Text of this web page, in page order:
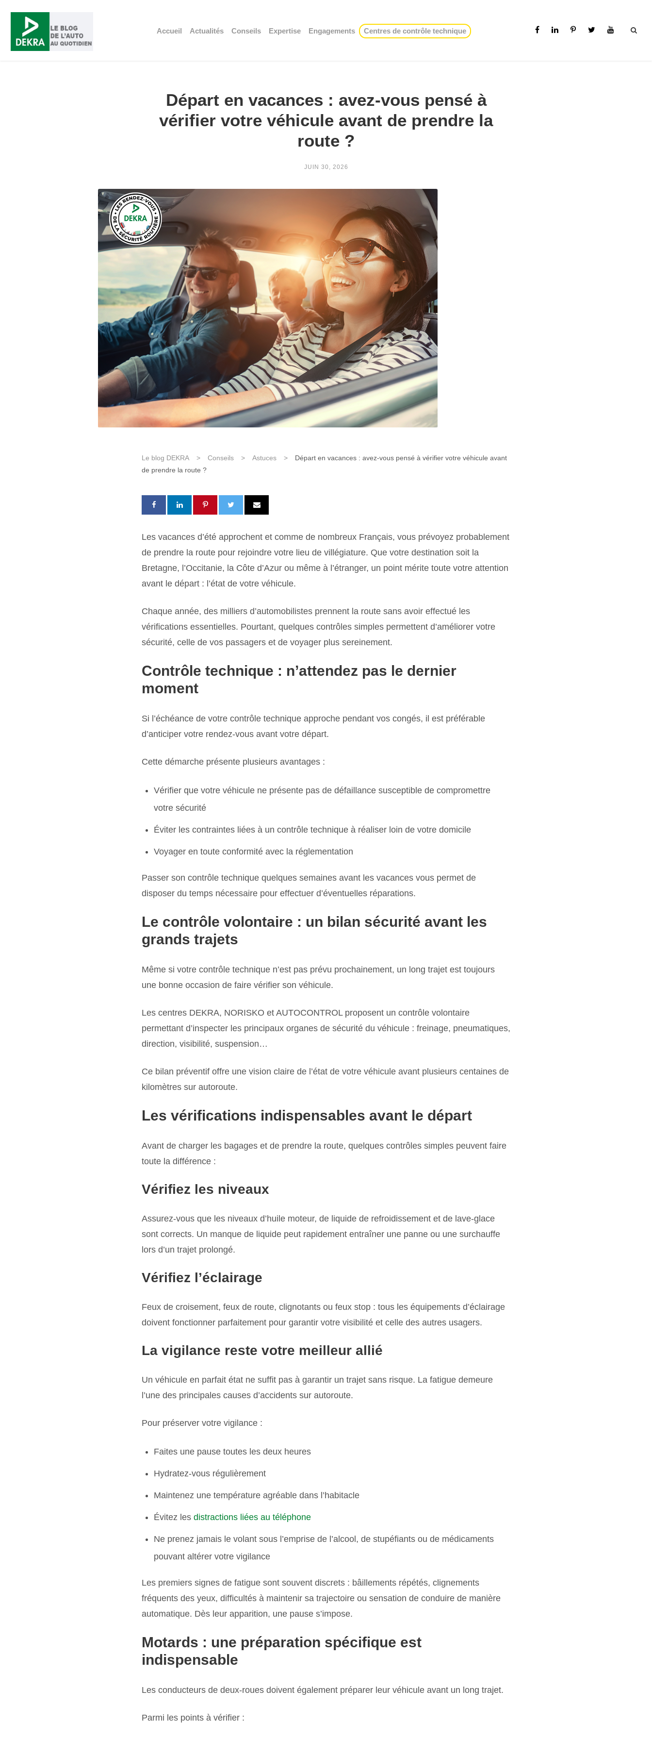
Accueil Actualités Conseils Expertise Engagements Centres de contrôle technique
Départ en vacances : avez-vous pensé à
vérifier votre véhicule avant de prendre la
route ?
JUIN 30, 2026
Le blog DEKRA > Conseils > Astuces >
Départ en vacances : avez-vous pensé à vérifier votre véhicule avant
de prendre la route ?
Les vacances d’été approchent et comme de nombreux Français, vous prévoyez probablement
de prendre la route pour rejoindre votre lieu de villégiature. Que votre destination soit la
Bretagne, l’Occitanie, la Côte d’Azur ou même à l’étranger, un point mérite toute votre attention
avant le départ : l’état de votre véhicule.
Chaque année, des milliers d’automobilistes prennent la route sans avoir effectué les
vérifications essentielles. Pourtant, quelques contrôles simples permettent d’améliorer votre
sécurité, celle de vos passagers et de voyager plus sereinement.
Contrôle technique : n’attendez pas le dernier
moment
Si l’échéance de votre contrôle technique approche pendant vos congés, il est préférable
d’anticiper votre rendez-vous avant votre départ.
Cette démarche présente plusieurs avantages :
Vérifier que votre véhicule ne présente pas de défaillance susceptible de compromettre
votre sécurité
Éviter les contraintes liées à un contrôle technique à réaliser loin de votre domicile
Voyager en toute conformité avec la réglementation
Passer son contrôle technique quelques semaines avant les vacances vous permet de
disposer du temps nécessaire pour effectuer d’éventuelles réparations.
Le contrôle volontaire : un bilan sécurité avant les
grands trajets
Même si votre contrôle technique n’est pas prévu prochainement, un long trajet est toujours
une bonne occasion de faire vérifier son véhicule.
Les centres DEKRA, NORISKO et AUTOCONTROL proposent un contrôle volontaire
permettant d’inspecter les principaux organes de sécurité du véhicule : freinage, pneumatiques,
direction, visibilité, suspension…
Ce bilan préventif offre une vision claire de l’état de votre véhicule avant plusieurs centaines de
kilomètres sur autoroute.
Les vérifications indispensables avant le départ
Avant de charger les bagages et de prendre la route, quelques contrôles simples peuvent faire
toute la différence :
Vérifiez les niveaux
Assurez-vous que les niveaux d’huile moteur, de liquide de refroidissement et de lave-glace
sont corrects. Un manque de liquide peut rapidement entraîner une panne ou une surchauffe
lors d’un trajet prolongé.
Vérifiez l’éclairage
Feux de croisement, feux de route, clignotants ou feux stop : tous les équipements d’éclairage
doivent fonctionner parfaitement pour garantir votre visibilité et celle des autres usagers.
La vigilance reste votre meilleur allié
Un véhicule en parfait état ne suffit pas à garantir un trajet sans risque. La fatigue demeure
l’une des principales causes d’accidents sur autoroute.
Pour préserver votre vigilance :
Faites une pause toutes les deux heures
Hydratez-vous régulièrement
Maintenez une température agréable dans l’habitacle
Évitez les distractions liées au téléphone
Ne prenez jamais le volant sous l’emprise de l’alcool, de stupéfiants ou de médicaments
pouvant altérer votre vigilance
Les premiers signes de fatigue sont souvent discrets : bâillements répétés, clignements
fréquents des yeux, difficultés à maintenir sa trajectoire ou sensation de conduire de manière
automatique. Dès leur apparition, une pause s’impose.
Motards : une préparation spécifique est
indispensable
Les conducteurs de deux-roues doivent également préparer leur véhicule avant un long trajet.
Parmi les points à vérifier :